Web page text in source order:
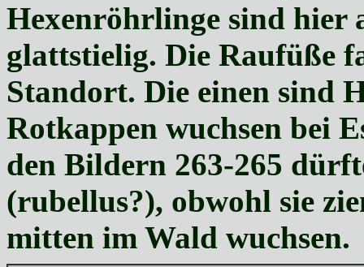
Hexenröhrlinge sind hier
glattstielig. Die Raufüße
Standort. Die einen sind
Rotkappen wuchsen bei
den Bildern 263-265
(rubellus?), obwohl sie
mitten im Wald wuchsen.